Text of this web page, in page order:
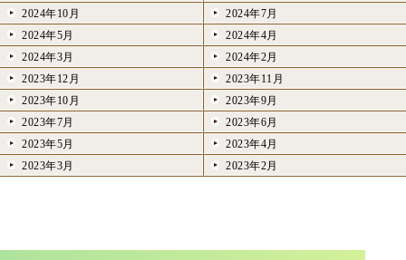
2024年10月
2024年7月
2024年5月
2024年4月
2024年3月
2024年2月
2023年12月
2023年11月
2023年10月
2023年9月
2023年7月
2023年6月
2023年5月
2023年4月
2023年3月
2023年2月